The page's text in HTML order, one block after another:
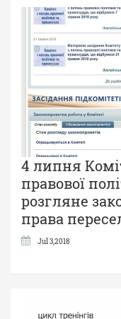
4 липня
правової
розгляне
права
Jul 3,2018